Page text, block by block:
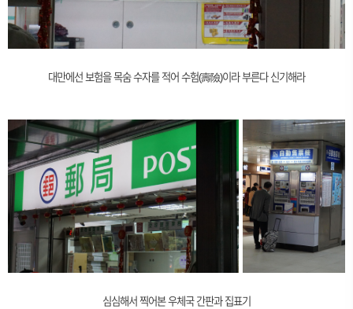
대만에선 보험을 목숨 수자를 적어 수험(壽險)이라 부른다 신기해라
심심해서 찍어본 우체국 간판과 집표기